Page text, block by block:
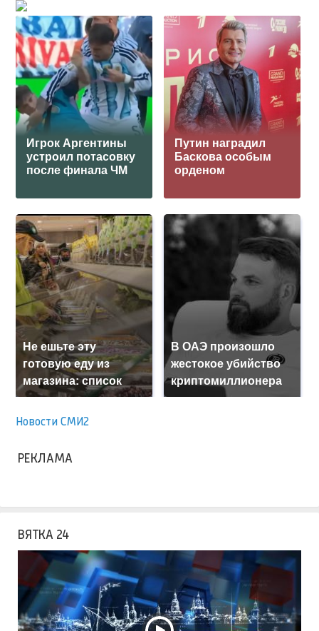
Игрок Аргентины
устроил потасовку
после финала ЧМ
Путин наградил
Баскова особым
орденом
Не ешьте эту
готовую еду из
магазина: список
В ОАЭ произошло
жестокое убийство
криптомиллионера
Новости СМИ2
РЕКЛАМА
ВЯТКА 24